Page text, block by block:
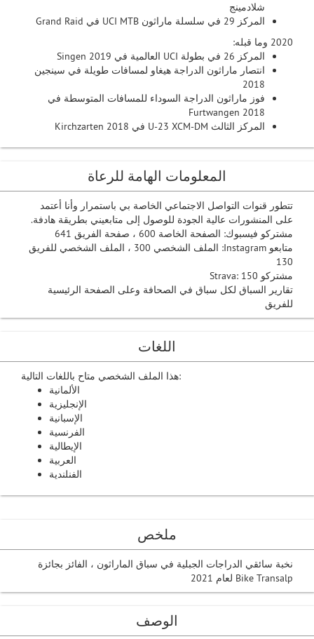
ملخص
نخبة سائقي الدراجات الجبلية في سباق الماراثون ، الفائز بجائزة
Bike Transalp لعام 2021
الوصف
شلادمينج
المركز 29 في سلسلة ماراثون UCI MTB في Grand Raid
2020 وما قبله:
المركز 26 في بطولة UCI العالمية في Singen 2019
انتصار ماراثون الدراجة هيغاو لمسافات طويلة في سينجين
2018
فوز ماراثون الدراجة السوداء للمسافات المتوسطة في
Furtwangen 2018
المركز الثالث U-23 XCM-DM في Kirchzarten 2018
المعلومات الهامة للرعاة
تتطور قنوات التواصل الاجتماعي الخاصة بي باستمرار وأنا أعتمد
على المنشورات عالية الجودة للوصول إلى متابعيني بطريقة هادفة.
مشتركو فيسبوك: الصفحة الخاصة 600 ، صفحة الفريق 641
متابعو Instagram: الملف الشخصي 300 ، الملف الشخصي للفريق
130
مشتركو Strava: 150
تقارير السباق لكل سباق في الصحافة وعلى الصفحة الرئيسية
للفريق
اللغات
هذا الملف الشخصي متاح باللغات التالية:
الألمانية
الإنجليزية
الإسبانية
الفرنسية
الإيطالية
العربية
الفنلندية